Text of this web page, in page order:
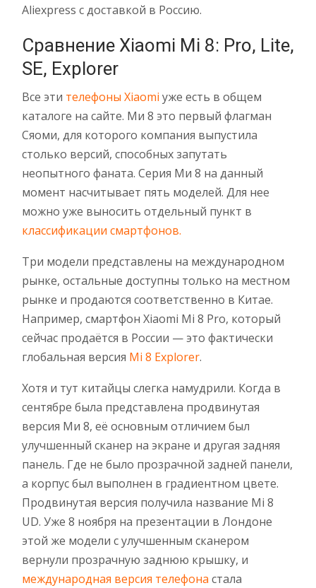
Aliexpress с доставкой в Россию.
Сравнение Xiaomi Mi 8: Pro, Lite,
SE, Explorer
Все эти телефоны Xiaomi уже есть в общем
каталоге на сайте. Ми 8 это первый флагман
Сяоми, для которого компания выпустила
столько версий, способных запутать
неопытного фаната. Серия Ми 8 на данный
момент насчитывает пять моделей. Для нее
можно уже выносить отдельный пункт в
классификации смартфонов.
Три модели представлены на международном
рынке, остальные доступны только на местном
рынке и продаются соответственно в Китае.
Например, смартфон Xiaomi Mi 8 Pro, который
сейчас продаётся в России — это фактически
глобальная версия Mi 8 Explorer.
Хотя и тут китайцы слегка намудрили. Когда в
сентябре была представлена продвинутая
версия Ми 8, её основным отличием был
улучшенный сканер на экране и другая задняя
панель. Где не было прозрачной задней панели,
а корпус был выполнен в градиентном цвете.
Продвинутая версия получила название Mi 8
UD. Уже 8 ноября на презентации в Лондоне
этой же модели с улучшенным сканером
вернули прозрачную заднюю крышку, и
международная версия телефона стала